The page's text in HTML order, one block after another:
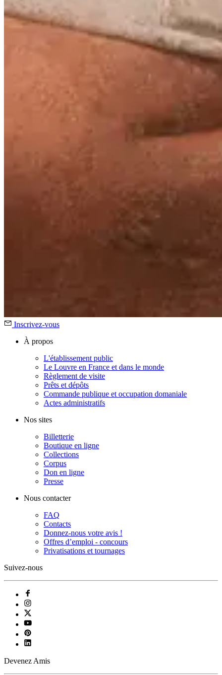
Inscrivez-vous
À propos
L'établissement public
Le Louvre en France et dans le monde
Règlement de visite
Prêts et dépôts
Commande publique et occupation domaniale
Actes administratifs
Nos sites
Billetterie
Boutique en ligne
Collections
Corpus
Don en ligne
Presse
Nous contacter
FAQ
Contacts
Donnez-nous votre avis !
Offres d’emploi - concours
Privatisations et tournages
Suivez-nous
Devenez Amis